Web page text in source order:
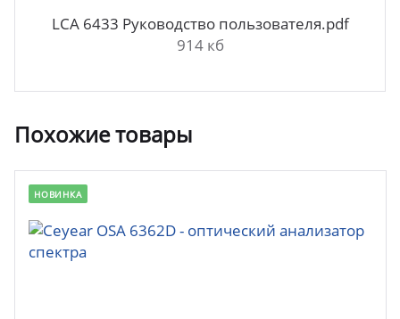
LCA 6433 Руководство пользователя.pdf
914 кб
Похожие товары
НОВИНКА